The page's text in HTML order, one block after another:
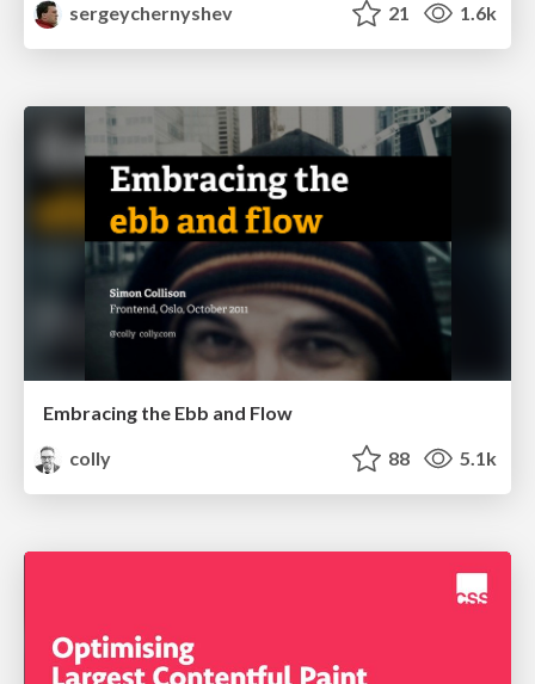
sergeychernyshev
21 1.6k
Embracing the Ebb and Flow
colly
88 5.1k